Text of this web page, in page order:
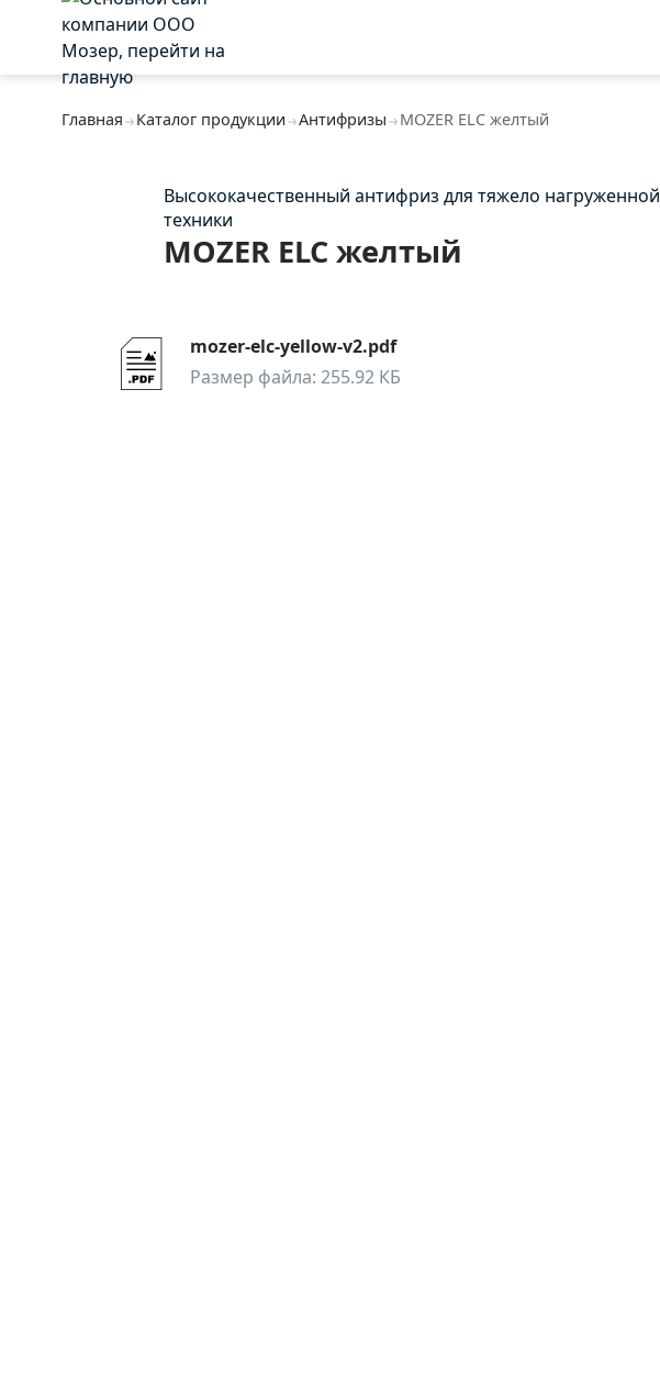
Главная Каталог продукции Антифризы MOZER ELC желтый
Высококачественный антифриз для тяжело нагруженной
техники
MOZER ELC желтый
mozer-elc-yellow-v2.pdf
Размер файла: 255.92 КБ